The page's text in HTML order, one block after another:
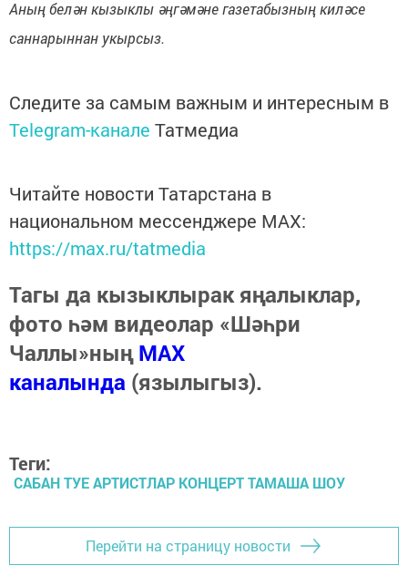
Аның белән кызыклы әңгәмәне газетабызның киләсе
саннарыннан укырсыз.
Следите за самым важным и интересным в
Telegram-канале Татмедиа
Читайте новости Татарстана в
национальном мессенджере MАХ:
https://max.ru/tatmedia
Тагы да кызыклырак яңалыклар,
фото һәм видеолар «Шәһри
Чаллы»ныңMAX
каналында (язылыгыз).
Теги:
САБАН ТУЕ АРТИСТЛАР КОНЦЕРТ ТАМАША ШОУ
Перейти на страницу новости